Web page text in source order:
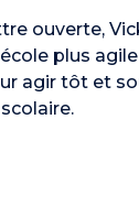
ouverte,
plus
agir tôt et